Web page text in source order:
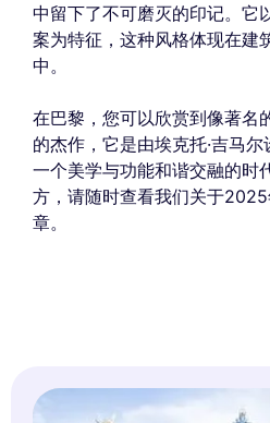
中留下了不可磨灭的印记。它
案为特征，这种风格体现在建
中。
在巴黎，您可以欣赏到像著名
的杰作，它是由埃克托·吉马
一个美学与功能和谐交融的时
方，请随时查看我们关于
章。